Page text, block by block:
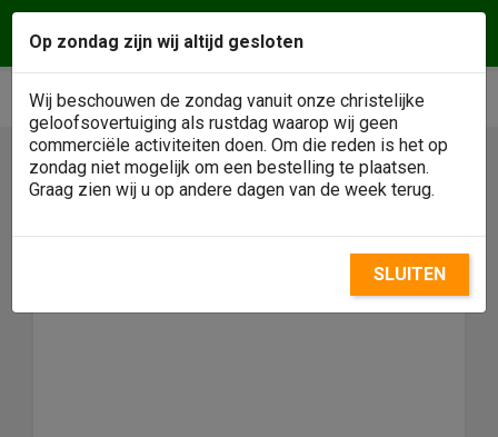
graag! Klantenservicephone0488 - 484146
 
Op zondag zijn wij altijd gesloten
Wij beschouwen de zondag vanuit onze christelijke
geloofsovertuiging als rustdag waarop wij geen
commerciële activiteiten doen. Om die reden is het op
zondag niet mogelijk om een bestelling te plaatsen.
Graag zien wij u op andere dagen van de week terug.
SLUITEN